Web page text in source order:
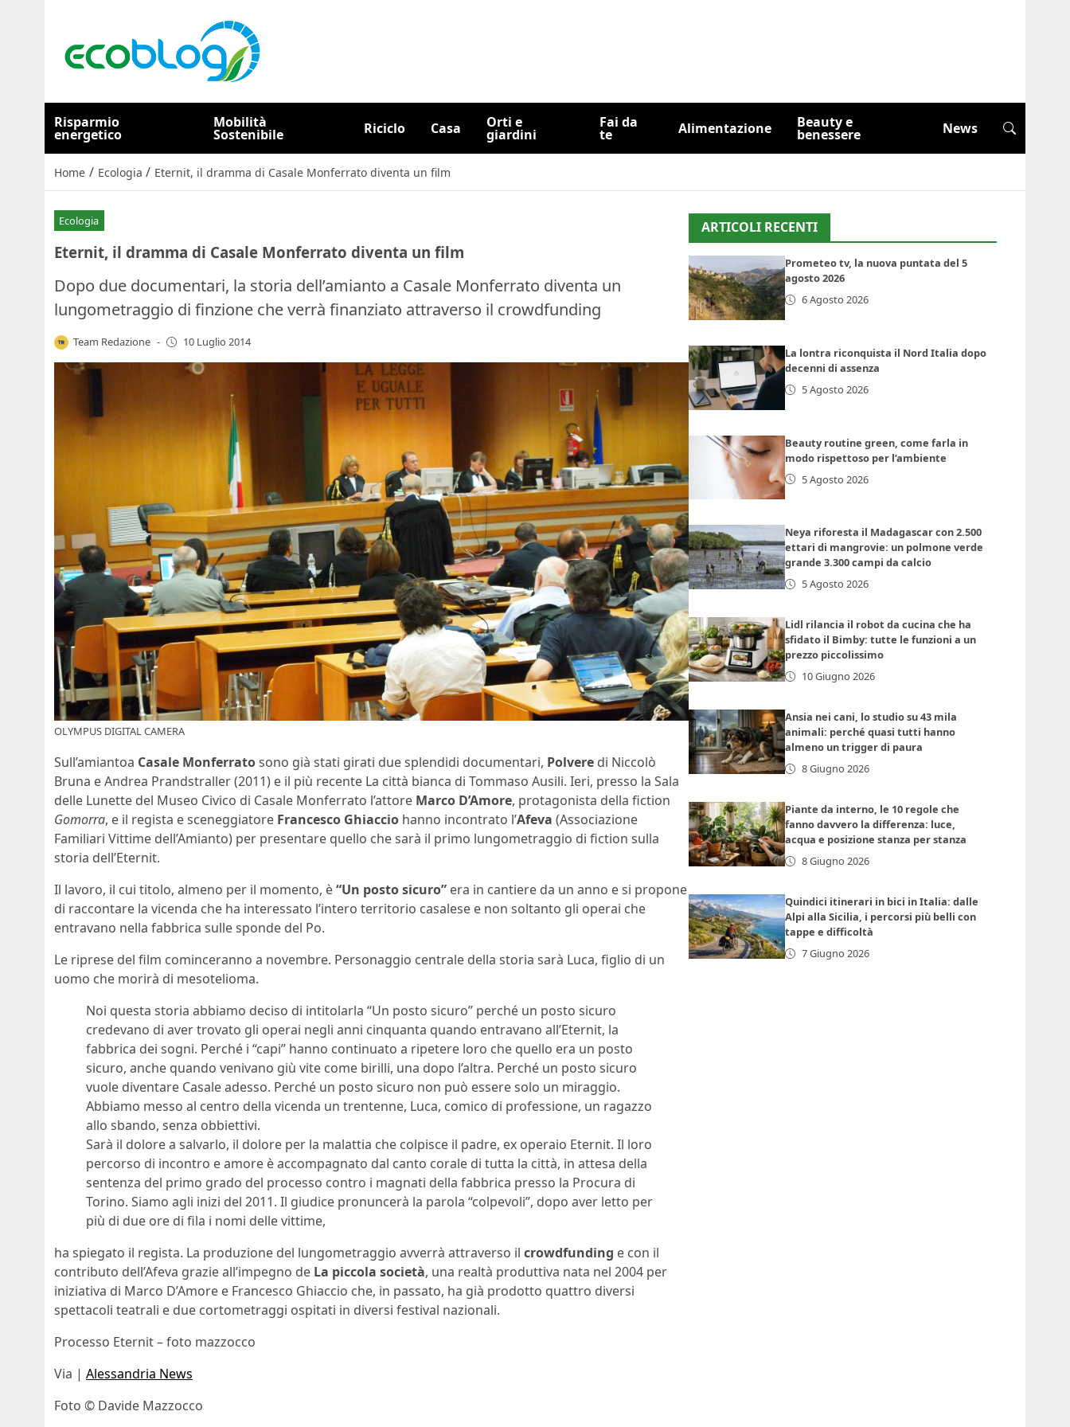
Risparmio
energetico
Mobilità
Sostenibile Riciclo Casa Orti e
giardini
Fai da
te Alimentazione Beauty e
benessere News
Home / Ecologia / Eternit, il dramma di Casale Monferrato diventa un film
Ecologia
Eternit, il dramma di Casale Monferrato diventa un film
Dopo due documentari, la storia dell’amianto a Casale Monferrato diventa un
lungometraggio di finzione che verrà finanziato attraverso il crowdfunding
Team Redazione - 10 Luglio 2014
OLYMPUS DIGITAL CAMERA
Sull’amiantoa Casale Monferratosono già stati girati due splendidi documentari, Polvere di Niccolò
Bruna e Andrea Prandstraller (2011) e il più recente La città bianca di Tommaso Ausili. Ieri, presso la Sala
delle Lunette del Museo Civico di Casale Monferrato l’attore Marco D’Amore, protagonista della fiction
Gomorra, e il regista e sceneggiatore Francesco Ghiaccio hanno incontrato l’Afeva (Associazione
Familiari Vittime dell’Amianto) per presentare quello che sarà il primo lungometraggio di fiction sulla
storia dell’Eternit.
Il lavoro, il cui titolo, almeno per il momento, è“Un posto sicuro” era in cantiere da un anno e si propone
di raccontare la vicenda che ha interessato l’intero territorio casalese e non soltanto gli operai che
entravano nella fabbrica sulle sponde del Po.
Le riprese del film cominceranno a novembre. Personaggio centrale della storia sarà Luca, figlio di un
uomo che morirà di mesotelioma.
Noi questa storia abbiamo deciso di intitolarla “Un posto sicuro” perché un posto sicuro
credevano di aver trovato gli operai negli anni cinquanta quando entravano all’Eternit, la
fabbrica dei sogni. Perché i “capi” hanno continuato a ripetere loro che quello era un posto
sicuro, anche quando venivano giù vite come birilli, una dopo l’altra. Perché un posto sicuro
vuole diventare Casale adesso. Perché un posto sicuro non può essere solo un miraggio.
Abbiamo messo al centro della vicenda un trentenne, Luca, comico di professione, un ragazzo
allo sbando, senza obbiettivi.
Sarà il dolore a salvarlo, il dolore per la malattia che colpisce il padre, ex operaio Eternit. Il loro
percorso di incontro e amore è accompagnato dal canto corale di tutta la città, in attesa della
sentenza del primo grado del processo contro i magnati della fabbrica presso la Procura di
Torino. Siamo agli inizi del 2011. Il giudice pronuncerà la parola “colpevoli”, dopo aver letto per
più di due ore di fila i nomi delle vittime,
ha spiegato il regista. La produzione del lungometraggio avverrà attraverso il crowdfunding e con il
contributo dell’Afeva grazie all’impegno de La piccola società, una realtà produttiva nata nel 2004 per
iniziativa di Marco D’Amore e Francesco Ghiaccio che, in passato, ha già prodotto quattro diversi
spettacoli teatrali e due cortometraggi ospitati in diversi festival nazionali.
Processo Eternit – foto mazzocco
Via | Alessandria News
Foto © Davide Mazzocco
ARTICOLI RECENTI
Prometeo tv, la nuova puntata del 5
agosto 2026
6 Agosto 2026
La lontra riconquista il Nord Italia dopo
decenni di assenza
5 Agosto 2026
Beauty routine green, come farla in
modo rispettoso per l’ambiente
5 Agosto 2026
Neya riforesta il Madagascar con 2.500
ettari di mangrovie: un polmone verde
grande 3.300 campi da calcio
5 Agosto 2026
Lidl rilancia il robot da cucina che ha
sfidato il Bimby: tutte le funzioni a un
prezzo piccolissimo
10 Giugno 2026
Ansia nei cani, lo studio su 43 mila
animali: perché quasi tutti hanno
almeno un trigger di paura
8 Giugno 2026
Piante da interno, le 10 regole che
fanno davvero la differenza: luce,
acqua e posizione stanza per stanza
8 Giugno 2026
Quindici itinerari in bici in Italia: dalle
Alpi alla Sicilia, i percorsi più belli con
tappe e difficoltà
7 Giugno 2026